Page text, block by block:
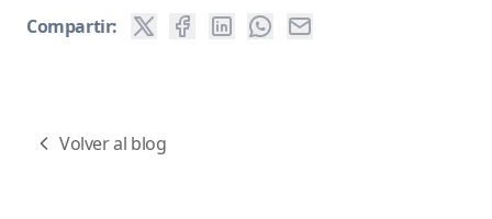
Compartir:
Volver al blog